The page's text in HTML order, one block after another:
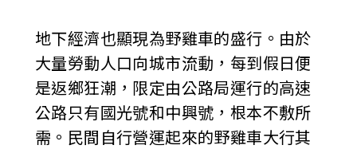
地下經濟也顯現為野雞車的盛行。由於
大量勞動人口向城市流動，每到假日便
是返鄉狂潮，限定由公路局運行的高速
公路只有國光號和中興號，根本不敷所
需。民間自行營運起來的野雞車大行其